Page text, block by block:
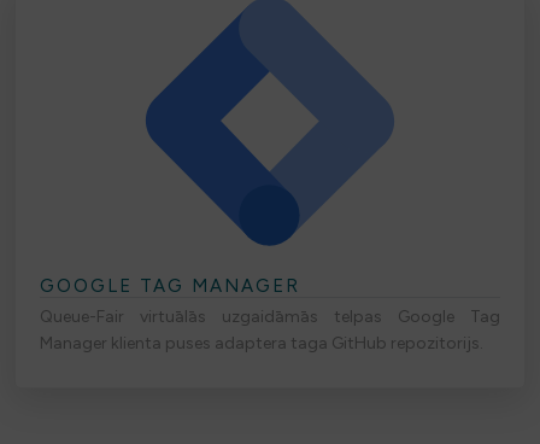
GOOGLE TAG MANAGER
Queue-Fair virtuālās uzgaidāmās telpas Google Tag
Manager klienta puses adaptera taga GitHub repozitorijs.